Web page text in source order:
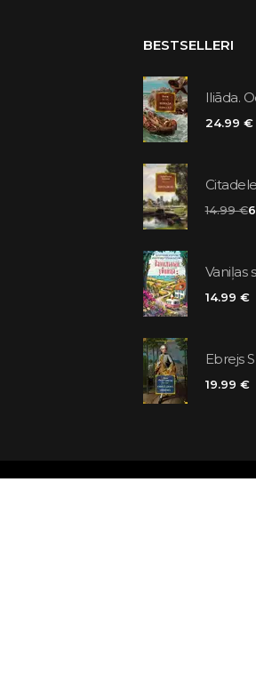
BESTSELLERI
Iliāda.
24.99 €
Citadele
14.99 €
Vaniļas
14.99 €
Ebrejs
19.99 €